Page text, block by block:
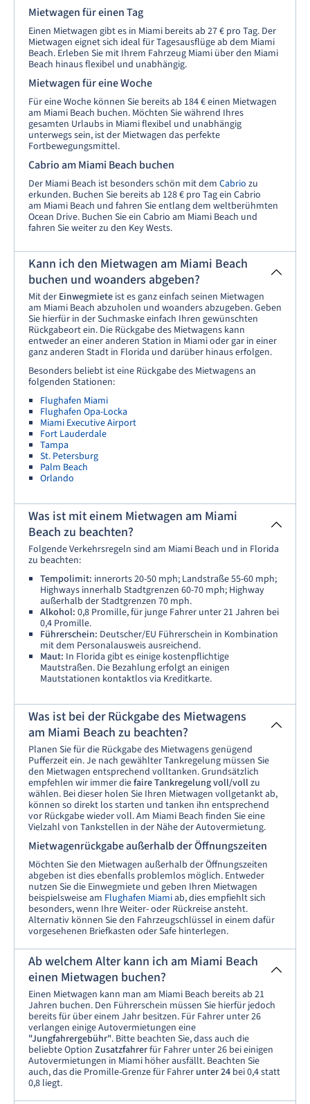
Mietwagen für einen Tag
Einen Mietwagen gibt es in Miami bereits ab 27 € pro Tag. Der
Mietwagen eignet sich ideal für Tagesausflüge ab dem Miami
Beach. Erleben Sie mit Ihrem Fahrzeug Miami über den Miami
Beach hinaus flexibel und unabhängig.
Mietwagen für eine Woche
Für eine Woche können Sie bereits ab 184 € einen Mietwagen
am Miami Beach buchen. Möchten Sie während Ihres
gesamten Urlaubs in Miami flexibel und unabhängig
unterwegs sein, ist der Mietwagen das perfekte
Fortbewegungsmittel.
Cabrio am Miami Beach buchen
Der Miami Beach ist besonders schön mit dem Cabrio zu
erkunden. Buchen Sie bereits ab 128 € pro Tag ein Cabrio
am Miami Beach und fahren Sie entlang dem weltberühmten
Ocean Drive. Buchen Sie ein Cabrio am Miami Beach und
fahren Sie weiter zu den Key Wests.
Kann ich den Mietwagen am Miami Beach
buchen und woanders abgeben?
Mit der Einwegmiete ist es ganz einfach seinen Mietwagen
am Miami Beach abzuholen und woanders abzugeben. Geben
Sie hierfür in der Suchmaske einfach Ihren gewünschten
Rückgabeort ein. Die Rückgabe des Mietwagens kann
entweder an einer anderen Station in Miami oder gar in einer
ganz anderen Stadt in Florida und darüber hinaus erfolgen.
Besonders beliebt ist eine Rückgabe des Mietwagens an
folgenden Stationen:
Flughafen Miami
Flughafen Opa-Locka
Miami Executive Airport
Fort Lauderdale
Tampa
St. Petersburg
Palm Beach
Orlando
Was ist mit einem Mietwagen am Miami
Beach zu beachten?
Folgende Verkehrsregeln sind am Miami Beach und in Florida
zu beachten:
Tempolimit: innerorts 20-50 mph; Landstraße 55-60 mph;
Highways innerhalb Stadtgrenzen 60-70 mph; Highway
außerhalb der Stadtgrenzen 70 mph.
Alkohol: 0,8 Promille, für junge Fahrer unter 21 Jahren bei
0,4 Promille.
Führerschein: Deutscher/EU Führerschein in Kombination
mit dem Personalausweis ausreichend.
Maut: In Florida gibt es einige kostenpflichtige
Mautstraßen. Die Bezahlung erfolgt an einigen
Mautstationen kontaktlos via Kreditkarte.
Was ist bei der Rückgabe des Mietwagens
am Miami Beach zu beachten?
Planen Sie für die Rückgabe des Mietwagens genügend
Pufferzeit ein. Je nach gewählter Tankregelung müssen Sie
den Mietwagen entsprechend volltanken. Grundsätzlich
empfehlen wir immer diefaire Tankregelung voll/vollzu
wählen. Bei dieser holen Sie Ihren Mietwagen vollgetankt ab,
können so direkt los starten und tanken ihn entsprechend
vor Rückgabe wieder voll. Am Miami Beach finden Sie eine
Vielzahl von Tankstellen in der Nähe der Autovermietung.
Mietwagenrückgabe außerhalb der Öffnungszeiten
Möchten Sie den Mietwagen außerhalb der Öffnungszeiten
abgeben ist dies ebenfalls problemlos möglich. Entweder
nutzen Sie die Einwegmiete und geben Ihren Mietwagen
beispielsweise am Flughafen Miamiab, dies empfiehlt sich
besonders, wenn Ihre Weiter- oder Rückreise ansteht.
Alternativ können Sie den Fahrzeugschlüssel in einem dafür
vorgesehenen Briefkasten oder Safe hinterlegen.
Ab welchem Alter kann ich am Miami Beach
einen Mietwagen buchen?
Einen Mietwagen kann man am Miami Beach bereits ab 21
Jahren buchen. Den Führerschein müssen Sie hierfür jedoch
bereits für über einem Jahr besitzen. Für Fahrer unter 26
verlangen einige Autovermietungen eine
"Jungfahrergebühr". Bitte beachten Sie, dass auch die
beliebte Option Zusatzfahrerfür Fahrer unter 26 bei einigen
Autovermietungen in Miami höher ausfällt. Beachten Sie
auch, das die Promille-Grenze für Fahrer unter 24 bei 0,4 statt
0,8 liegt.